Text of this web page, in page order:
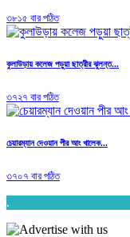
৩৮১৫ বার পঠিত
কুলাউড়ায় কলেজ পড়ুয়া ছাত্রীর ঝুলন্ত...
৩৭২৭ বার পঠিত
চেয়ারম্যান দেওয়ান পীর আং খালেক...
৩৭০৭ বার পঠিত
.